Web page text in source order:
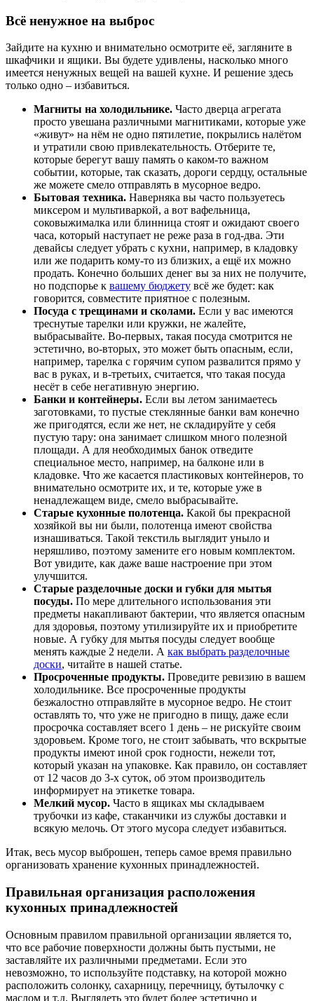
Всё ненужное на выброс
Зайдите на кухню и внимательно осмотрите её, загляните в
шкафчики и ящики. Вы будете удивлены, насколько много
имеется ненужных вещей на вашей кухне. И решение здесь
только одно – избавиться.
Магниты на холодильнике. Часто дверца агрегата
просто увешана различными магнитиками, которые уже
«живут» на нём не одно пятилетие, покрылись налётом
и утратили свою привлекательность. Отберите те,
которые берегут вашу память о каком-то важном
событии, которые, так сказать, дороги сердцу, остальные
же можете смело отправлять в мусорное ведро.
Бытовая техника. Наверняка вы часто пользуетесь
миксером и мультиваркой, а вот вафельница,
соковыжималка или блинница стоят и ожидают своего
часа, который наступает не реже раза в год-два. Эти
девайсы следует убрать с кухни, например, в кладовку
или же подарить кому-то из близких, а ещё их можно
продать. Конечно больших денег вы за них не получите,
но подспорье к вашему бюджету всё же будет: как
говорится, совместите приятное с полезным.
Посуда с трещинами и сколами. Если у вас имеются
треснутые тарелки или кружки, не жалейте,
выбрасывайте. Во-первых, такая посуда смотрится не
эстетично, во-вторых, это может быть опасным, если,
например, тарелка с горячим супом развалится прямо у
вас в руках, и в-третьих, считается, что такая посуда
несёт в себе негативную энергию.
Банки и контейнеры. Если вы летом занимаетесь
заготовками, то пустые стеклянные банки вам конечно
же пригодятся, если же нет, не складируйте у себя
пустую тару: она занимает слишком много полезной
площади. А для необходимых банок отведите
специальное место, например, на балконе или в
кладовке. Что же касается пластиковых контейнеров, то
внимательно осмотрите их, и те, которые уже в
ненадлежащем виде, смело выбрасывайте.
Старые кухонные полотенца. Какой бы прекрасной
хозяйкой вы ни были, полотенца имеют свойства
изнашиваться. Такой текстиль выглядит уныло и
неряшливо, поэтому замените его новым комплектом.
Вот увидите, как даже ваше настроение при этом
улучшится.
Старые разделочные доски и губки для мытья
посуды. По мере длительного использования эти
предметы накапливают бактерии, что является опасным
для здоровья, поэтому утилизируйте их и приобретите
новые. А губку для мытья посуды следует вообще
менять каждые 2 недели. А как выбрать разделочные
доски, читайте в нашей статье.
Просроченные продукты. Проведите ревизию в вашем
холодильнике. Все просроченные продукты
безжалостно отправляйте в мусорное ведро. Не стоит
оставлять то, что уже не пригодно в пищу, даже если
просрочка составляет всего 1 день – не рискуйте своим
здоровьем. Кроме того, не стоит забывать, что вскрытые
продукты имеют иной срок годности, нежели тот,
который указан на упаковке. Как правило, он составляет
от 12 часов до 3-х суток, об этом производитель
информирует на этикетке товара.
Мелкий мусор. Часто в ящиках мы складываем
трубочки из кафе, стаканчики из службы доставки и
всякую мелочь. От этого мусора следует избавиться.
Итак, весь мусор выброшен, теперь самое время правильно
организовать хранение кухонных принадлежностей.
Правильная организация расположения
кухонных принадлежностей
Основным правилом правильной организации является то,
что все рабочие поверхности должны быть пустыми, не
заставляйте их различными предметами. Если это
невозможно, то используйте подставку, на которой можно
расположить солонку, сахарницу, перечницу, бутылочку с
маслом и т.д. Выглядеть это будет более эстетично и